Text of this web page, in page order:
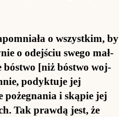
o wszyst­kim, by
o odej­ściu swego mał­
bóstwo [niż bóstwo woj­
po­dyk­tuje jej
po­żegna­nia i ską­pie jej
Tak prawdą jest, że